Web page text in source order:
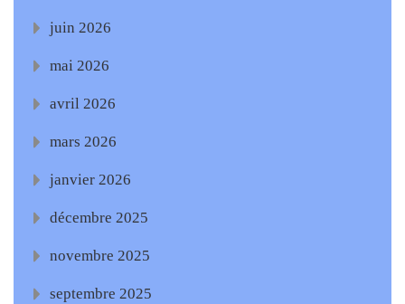
juin 2026
mai 2026
avril 2026
mars 2026
janvier 2026
décembre 2025
novembre 2025
septembre 2025